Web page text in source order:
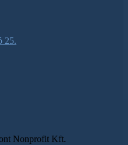
25.
Nonprofit Kft.